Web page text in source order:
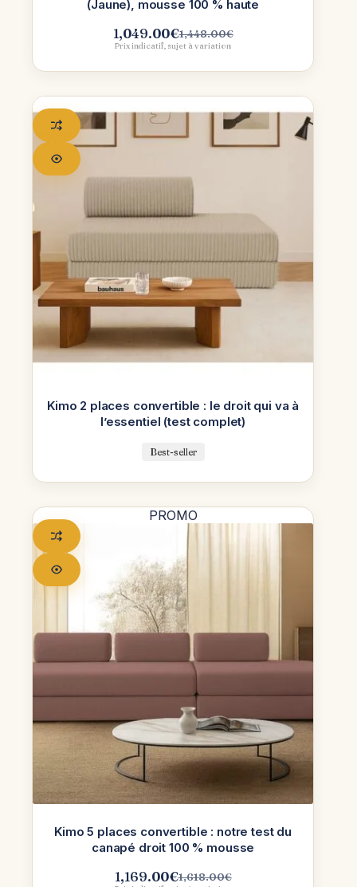
(Jaune), mousse 100 % haute
1,448.00€
Le
initial
1,049.00€
Le
actuel
Prix indicatif, sujet à variation
Kimo 2 places convertible : le droit qui va à
l’essentiel (test complet)
Best-seller
PROMO
Kimo 5 places convertible : notre test du
canapé droit 100 % mousse
1,618.00€
Le
1,169.00€Le